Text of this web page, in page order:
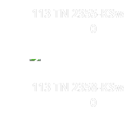
113 TN 2355-
0
113 TN 2358-
0